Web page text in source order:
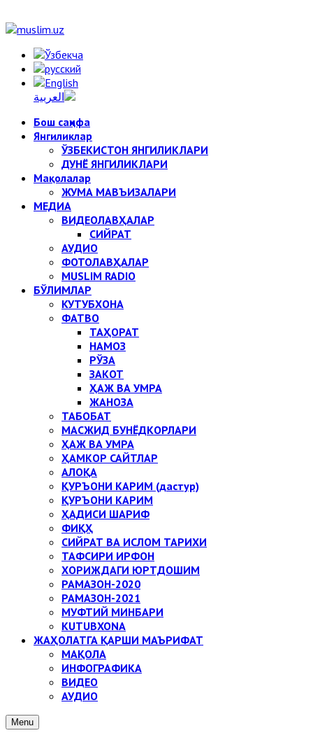
Бош саҳифа
Янгиликлар
ЎЗБЕКИСТОН ЯНГИЛИКЛАРИ
ДУНЁ ЯНГИЛИКЛАРИ
Мақолалар
ЖУМА МАВЪИЗАЛАРИ
МЕДИА
ВИДЕОЛАВҲАЛАР
СИЙРАТ
АУДИО
ФОТОЛАВҲАЛАР
MUSLIM RADIO
БЎЛИМЛАР
КУТУБХОНА
ФАТВО
ТАҲОРАТ
НАМОЗ
РЎЗА
ЗАКОТ
ҲАЖ ВА УМРА
ЖАНОЗА
ТАБОБАТ
МАСЖИД БУНЁДКОРЛАРИ
ҲАЖ ВА УМРА
ҲАМКОР САЙТЛАР
АЛОҚА
ҚУРЪОНИ КАРИМ (дастур)
ҚУРЪОНИ КАРИМ
ҲАДИСИ ШАРИФ
ФИҚҲ
СИЙРАТ ВА ИСЛОМ ТАРИХИ
ТАФСИРИ ИРФОН
ХОРИЖДАГИ ЮРТДОШИМ
РАМАЗОН-2020
РАМАЗОН-2021
МУФТИЙ МИНБАРИ
KUTUBXONA
ЖАҲОЛАТГА ҚАРШИ МАЪРИФАТ
МАҚОЛА
ИНФОГРАФИКА
ВИДЕО
АУДИО
Menu